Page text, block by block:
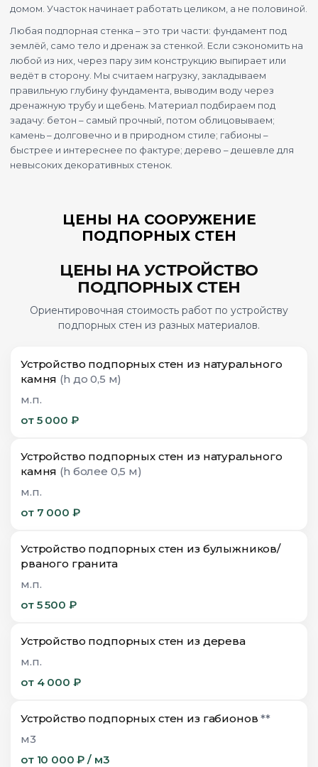
домом. Участок начинает работать целиком, а не половиной.
Любая подпорная стенка – это три части: фундамент под
землёй, само тело и дренаж за стенкой. Если сэкономить на
любой из них, через пару зим конструкцию выпирает или
ведёт в сторону. Мы считаем нагрузку, закладываем
правильную глубину фундамента, выводим воду через
дренажную трубу и щебень. Материал подбираем под
задачу: бетон – самый прочный, потом облицовываем;
камень – долговечно и в природном стиле; габионы –
быстрее и интереснее по фактуре; дерево – дешевле для
невысоких декоративных стенок.
ЦЕНЫ НА СООРУЖЕНИЕ
ПОДПОРНЫХ СТЕН
ЦЕНЫ НА УСТРОЙСТВО
ПОДПОРНЫХ СТЕН
Ориентировочная стоимость работ по устройству
подпорных стен из разных материалов.
Устройство подпорных стен из натурального
камня (h до 0,5 м)
м.п.
от 5 000 ₽
Устройство подпорных стен из натурального
камня (h более 0,5 м)
м.п.
от 7 000 ₽
Устройство подпорных стен из булыжников/
рваного гранита
м.п.
от 5 500 ₽
Устройство подпорных стен из дерева
м.п.
от 4 000 ₽
Устройство подпорных стен из габионов**
м3
от 10 000 ₽ / м3